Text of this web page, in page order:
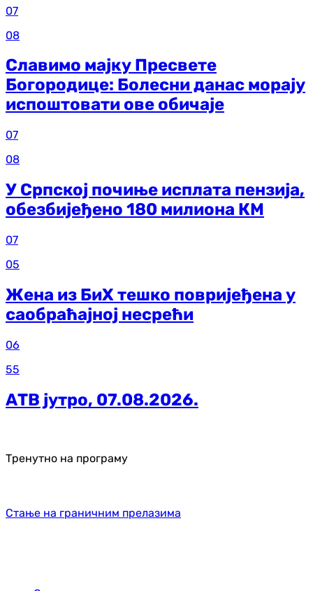
07
08
Славимо мајку Пресвете
Богородице: Болесни данас морају
испоштовати ове обичаје
07
08
У Српској почиње исплата пензија,
обезбијеђено 180 милиона КМ
07
05
Жена из БиХ тешко повријеђена у
саобраћајној несрећи
06
55
АТВ јутро, 07.08.2026.
Тренутно на програму
Стање на граничним прелазима